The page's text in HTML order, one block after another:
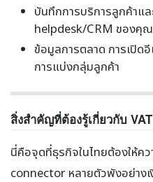
บันทึกการบริการลูกค้าแล
helpdesk/CRM ของคุณ
ข้อมูลการตลาด การเปิ
การแบ่งกลุ่มลูกค้า
สิ่งสำคัญที่ต้องรู้เกี่ยวกับ
นี่คือจุดที่ธุรกิจในไทยต้องให้ค
connector หลายตัวพังอย่าง